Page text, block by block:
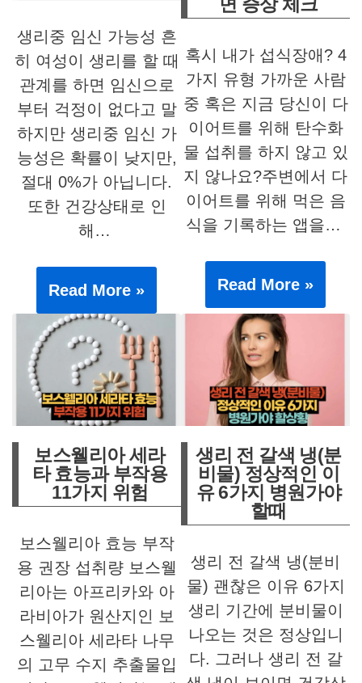
생리중 임신 가능성 흔
히 여성이 생리를 할 때
관계를 하면 임신으로
부터 걱정이 없다고 말
하지만 생리중 임신 가
능성은 확률이 낮지만,
절대 0%가 아닙니다.
또한 건강상태로 인
해…
Read More »
혹시 내가 섭식장애? 4
가지 유형 가까운 사람
중 혹은 지금 당신이 다
이어트를 위해 탄수화
물 섭취를 하지 않고 있
지 않나요?주변에서 다
이어트를 위해 먹은 음
식을 기록하는 앱을…
Read More »
보스웰리아 세라
타 효능과 부작용
11가지 위험
보스웰리아 효능 부작
용 권장 섭취량 보스웰
리아는 아프리카와 아
라비아가 원산지인 보
스웰리아 세라타 나무
의 고무 수지 추출물입
생리 전 갈색 냉(분
비물) 정상적인 이
유 6가지 병원가야
할때
생리 전 갈색 냉(분비
물) 괜찮은 이유 6가지
생리 기간에 분비물이
나오는 것은 정상입니
다. 그러나 생리 전 갈